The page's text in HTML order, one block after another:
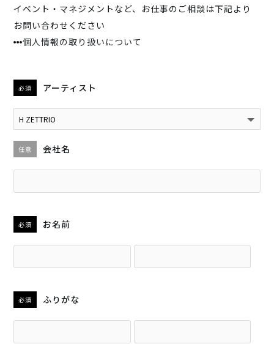
H ZETT M
ROCO
ray.(光)
Rainboy
BimBamBoom
Kent Kakitsubata
PE’Z
東京ヒップホップ
COOL DRIVE
pe’zmoku
イベント・マネジメントなど、お仕事のご相談は下記より
お問い合わせください
個人情報の取り扱いについて
必須 アーティスト
任意 会社名
必須 お名前
必須 ふりがな